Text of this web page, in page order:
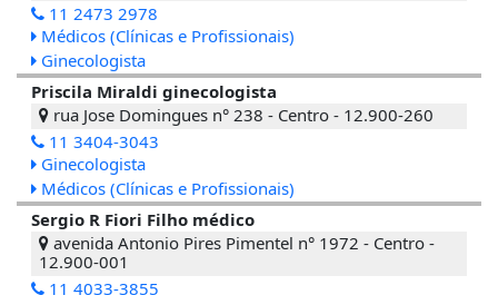
11 2473 2978
Médicos (Clínicas e Profissionais)
Ginecologista
Priscila Miraldi ginecologista
rua Jose Domingues n° 238 - Centro - 12.900-260
11 3404-3043
Ginecologista
Médicos (Clínicas e Profissionais)
Sergio R Fiori Filho médico
avenida Antonio Pires Pimentel n° 1972 - Centro -
12.900-001
11 4033-3855